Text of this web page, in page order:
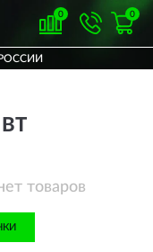
0 0
товаров